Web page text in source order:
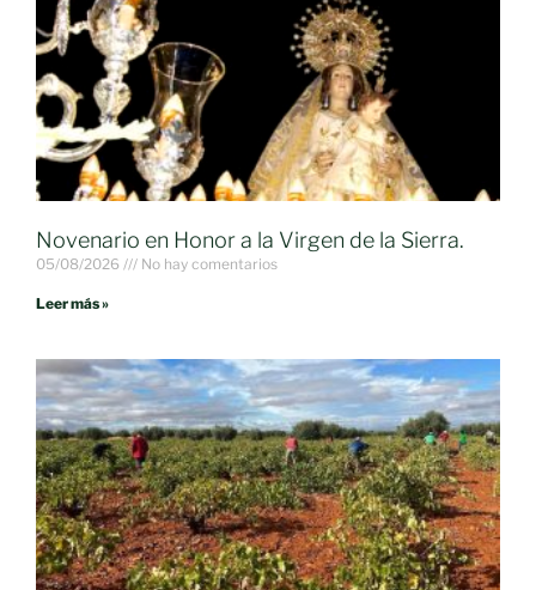
Novenario en Honor a la Virgen de la Sierra.
05/08/2026 No hay comentarios
Leer más »